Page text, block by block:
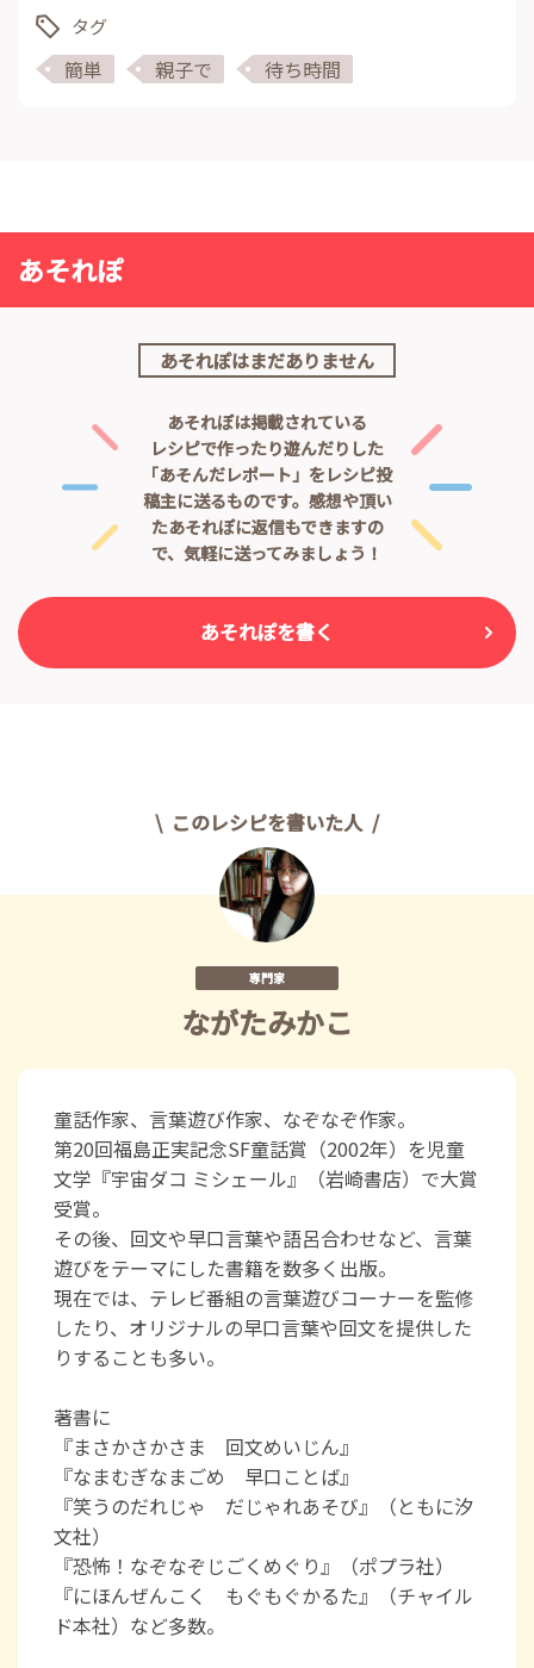
タグ
簡単 親子で 待ち時間
あそれぽ
あそれぽはまだありません
あそれぽは掲載されている
レシピで作ったり遊んだりした
「あそんだレポート」をレシピ投
稿主に送るものです。 感想や頂い
たあそれぽに返信もできますの
で、気軽に送ってみましょう！
あそれぽを書く
このレシピを書いた人
専門家
ながたみかこ
童話作家、言葉遊び作家、なぞなぞ作家。
第20回福島正実記念SF童話賞（2002年）を児童
文学『宇宙ダコ ミシェール』（岩崎書店）で大賞
受賞。
その後、回文や早口言葉や語呂合わせなど、言葉
遊びをテーマにした書籍を数多く出版。
現在では、テレビ番組の言葉遊びコーナーを監修
したり、オリジナルの早口言葉や回文を提供した
りすることも多い。
著書に
『まさかさかさま 回文めいじん』
『なまむぎなまごめ 早口ことば』
『笑うのだれじゃ だじゃれあそび』（ともに汐
文社）
『恐怖！なぞなぞじごくめぐり』（ポプラ社）
『にほんぜんこく もぐもぐかるた』（チャイル
ド本社）など多数。